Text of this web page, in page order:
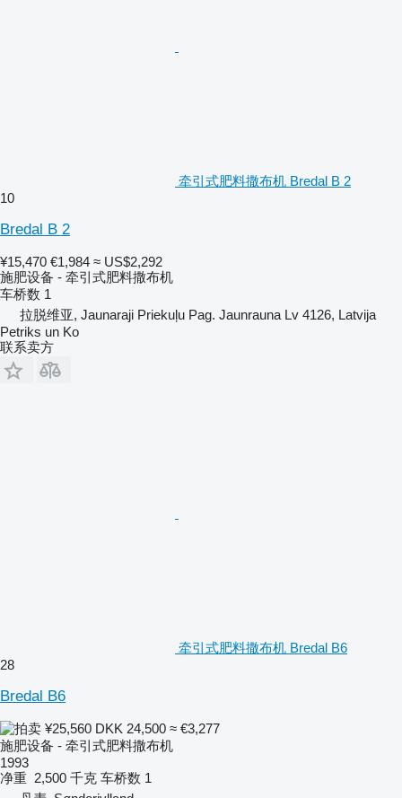
牵引式肥料撒布机 Bredal B 2
10
Bredal B 2
¥15,470 €1,984 ≈ US$2,292
施肥设备 - 牵引式肥料撒布机
车桥数 1
拉脱维亚, Jaunaraji Priekuļu Pag. Jaunrauna Lv 4126, Latvija
Petriks un Ko
联系卖方
牵引式肥料撒布机 Bredal B6
28
Bredal B6
¥25,560 DKK 24,500 ≈ €3,277
施肥设备 - 牵引式肥料撒布机
1993
净重 2,500 千克 车桥数 1